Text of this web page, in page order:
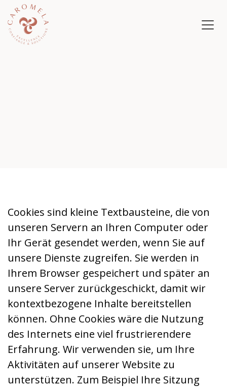
Zum Inhalt springen
Cookies sind kleine Textbausteine, die von
unseren Servern an Ihren Computer oder
Ihr Gerät gesendet werden, wenn Sie auf
unsere Dienste zugreifen. Sie werden in
Ihrem Browser gespeichert und später an
unsere Server zurückgeschickt, damit wir
kontextbezogene Inhalte bereitstellen
können. Ohne Cookies wäre die Nutzung
des Internets eine viel frustrierendere
Erfahrung. Wir verwenden sie, um Ihre
Aktivitäten auf unserer Website zu
unterstützen. Zum Beispiel Ihre Sitzung